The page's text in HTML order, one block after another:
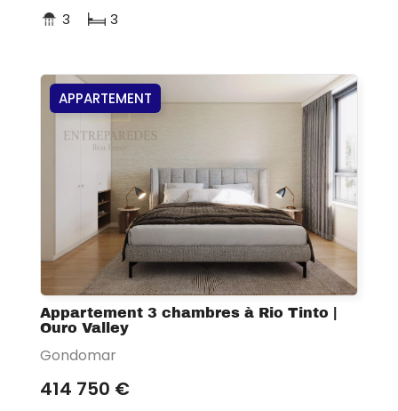
3 3
APPARTEMENT
Appartement 3 chambres à Rio Tinto |
Ouro Valley
Gondomar
414 750 €